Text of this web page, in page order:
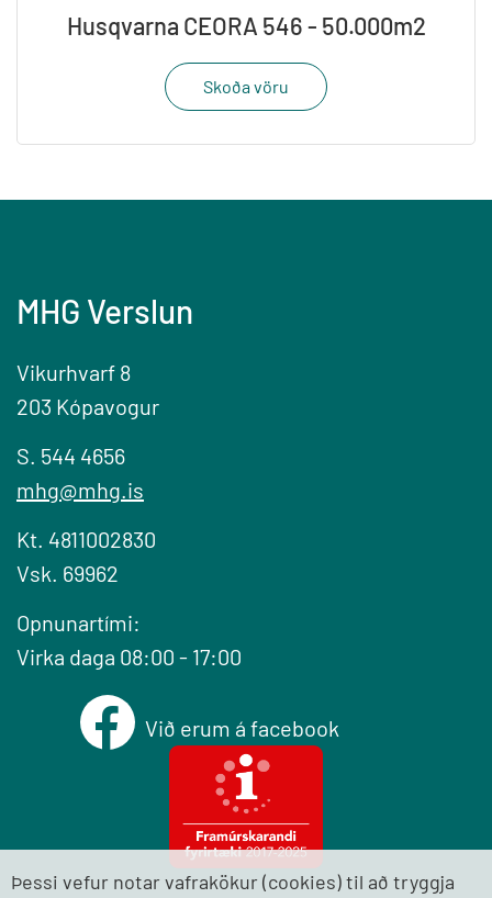
Husqvarna CEORA 546 - 50.000m2
Skoða vöru
MHG Verslun
Vikurhvarf 8
203 Kópavogur
S. 544 4656
mhg@mhg.is
Kt. 4811002830
Vsk. 69962
Opnunartími:
Virka daga 08:00 - 17:00
Við erum á facebook
Þessi vefur notar vafrakökur (cookies) til að tryggja